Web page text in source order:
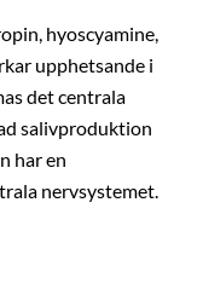
hyoscyamine,
upphetsande i
det centrala
salivproduktion
har en
nervsystemet.